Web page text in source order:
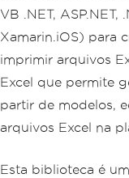
VB .NET,
Xamarin.iOS) para
imprimir arquivos
Excel que permite
partir de modelos,
arquivos Excel na
Esta biblioteca é